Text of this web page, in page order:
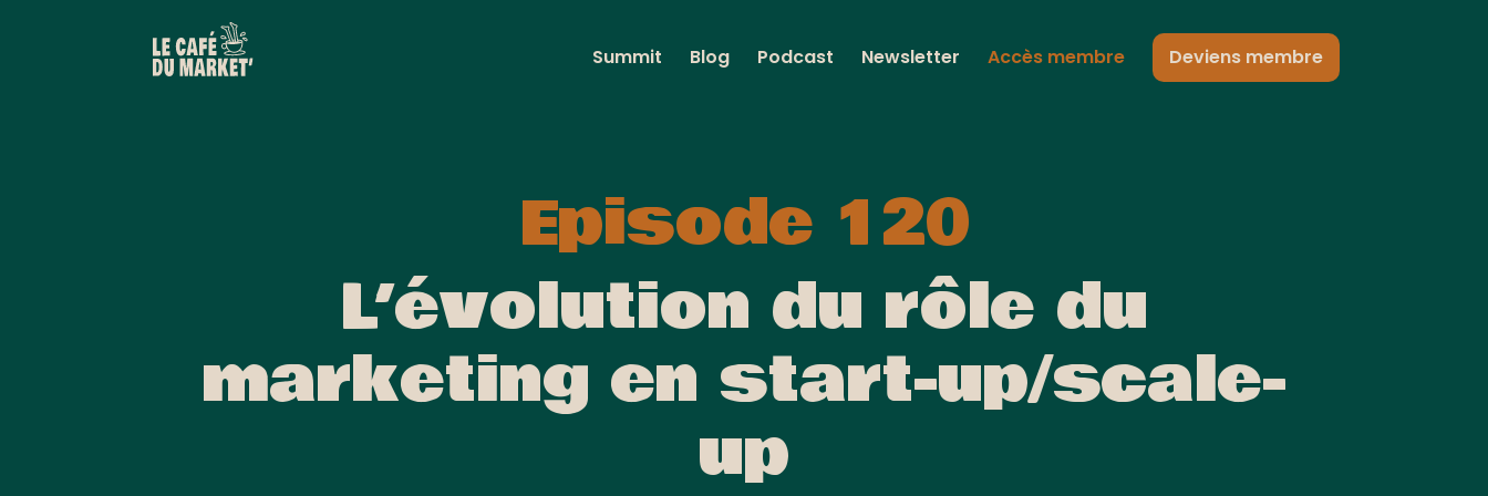
Summit Blog Podcast Newsletter Accès membre Deviens membre
Episode 120
L’évolution du rôle du
marketing en start-up/scale-
up